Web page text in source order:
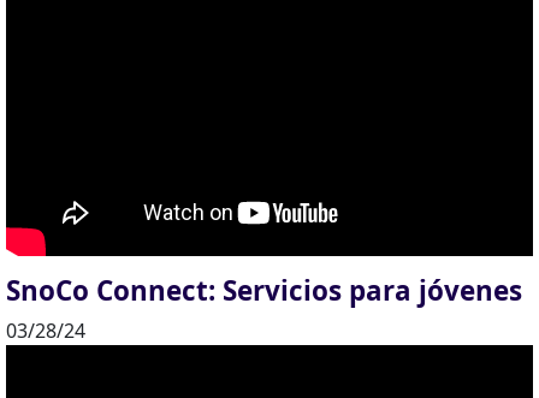
SnoCo Connect: Servicios para jóvenes
03/28/24